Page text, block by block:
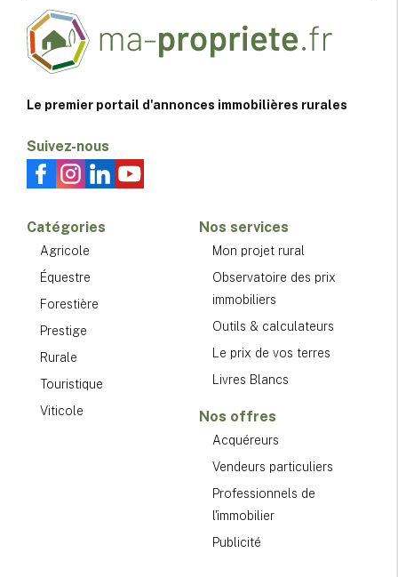
Le premier portail d'annonces immobilières rurales
Suivez-nous
Catégories
Agricole
Équestre
Forestière
Prestige
Rurale
Touristique
Viticole
Nos services
Mon projet rural
Observatoire des prix
immobiliers
Outils & calculateurs
Le prix de vos terres
Livres Blancs
Nos offres
Acquéreurs
Vendeurs particuliers
Professionnels de
l'immobilier
Publicité